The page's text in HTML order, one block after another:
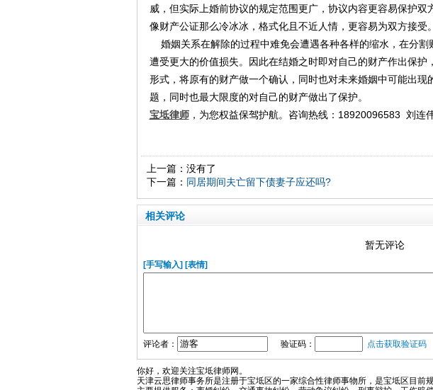
威，但实际上婚前协议的规定范围更广，协议内容更容易保护
像财产公证那么冷冰冰，格式化且不近人情，更容易为双方接受。
婚姻关系在解除的过程中难免会遭遇各种各样的缩水，在分割
遭受更大的价值损失。因此在结婚之时即对自己的财产作出保
形式，将原有的财产做一个确认，同时也对未来婚姻中可能出现
题，同时也最大限度的对自己的财产做出了保护。
宝坻律师，为您权益保驾护航。咨询热线：18920096583 刘连
上一篇：没有了
下一篇： 同居期间夫亡留下债妻子应还吗?
相关评论
暂无评论
[手写输入] [表情]
评论者： 验证码： 点击获取验证码
你好，欢迎关注宝坻律师网。
天津云思律师事务所是注册于宝坻区的一家综合性律师事物所，是宝坻区目前